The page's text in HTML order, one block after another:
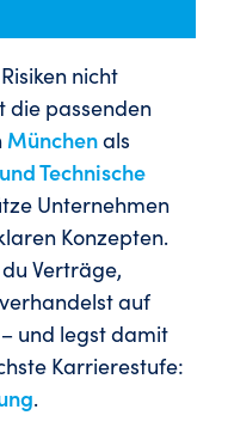
nicht
die passenden
Münchenals
Technische
Unternehmen
Konzepten.
Verträge,
auf
und legst damit
Karrierestufe:
.